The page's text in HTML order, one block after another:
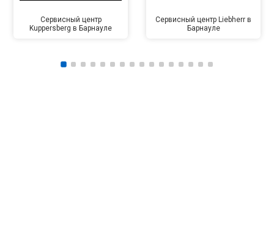
Сервисный центр
Kuppersberg в Барнауле
Сервисный центр Liebherr в
Барнауле